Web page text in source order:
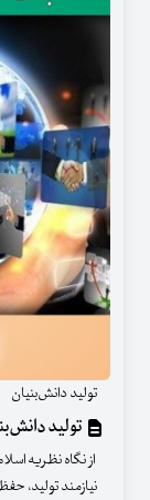
تولید دانش‌بنیان
تولید
از نگاه نظریه
نیازمند تولید،